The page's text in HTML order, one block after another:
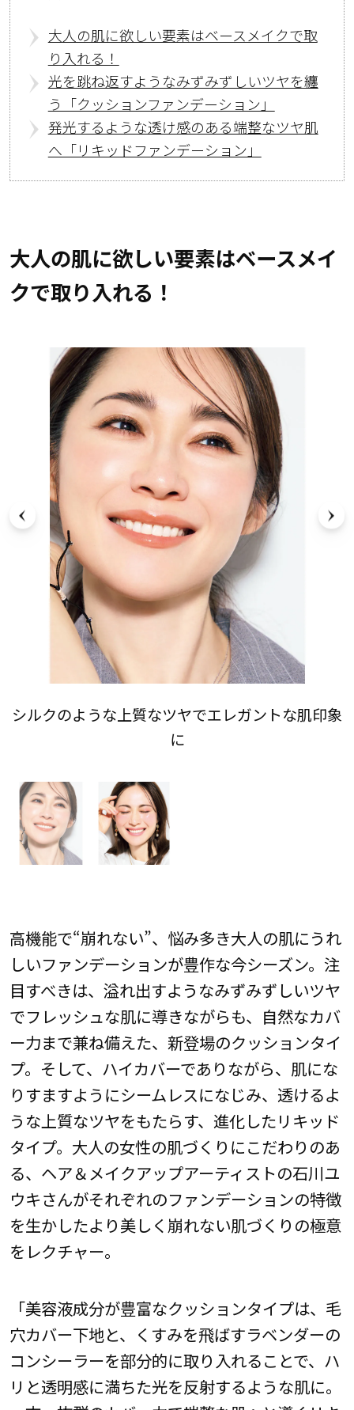
大人の肌に欲しい要素はベースメイクで取
り入れる！
光を跳ね返すようなみずみずしいツヤを纏
う「クッションファンデーション」
発光するような透け感のある端整なツヤ肌
へ「リキッドファンデーション」
大人の肌に欲しい要素はベースメイ
クで取り入れる！
シルクのような上質なツヤでエレガントな肌印象
に
高機能で“崩れない”、悩み多き大人の肌にうれ
しいファンデーションが豊作な今シーズン。注
目すべきは、溢れ出すようなみずみずしいツヤ
でフレッシュな肌に導きながらも、自然なカバ
ー力まで兼ね備えた、新登場のクッションタイ
プ。そして、ハイカバーでありながら、肌にな
りすますようにシームレスになじみ、透けるよ
うな上質なツヤをもたらす、進化したリキッド
タイプ。大人の女性の肌づくりにこだわりのあ
る、ヘア＆メイクアップアーティストの石川ユ
ウキさんがそれぞれのファンデーションの特徴
を生かしたより美しく崩れない肌づくりの極意
をレクチャー。
「美容液成分が豊富なクッションタイプは、毛
穴カバー下地と、くすみを飛ばすラベンダーの
コンシーラーを部分的に取り入れることで、ハ
リと透明感に満ちた光を反射するような肌に。